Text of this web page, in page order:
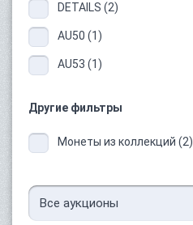
DETAILS (2)
AU50 (1)
AU53 (1)
Другие фильтры
Монеты из коллекций (2)